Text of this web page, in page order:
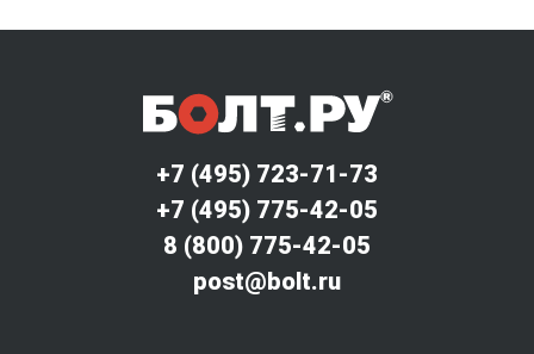
+7 (495) 723-71-73
+7 (495) 775-42-05
8 (800) 775-42-05
post@bolt.ru